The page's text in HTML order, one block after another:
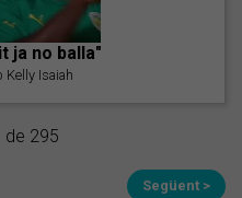
ja no balla"
Kelly Isaiah
de 295
Següent >